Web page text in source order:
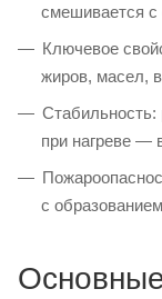
смешивается с
Ключевое
жиров, масел,
Стабильность:
при нагреве —
с